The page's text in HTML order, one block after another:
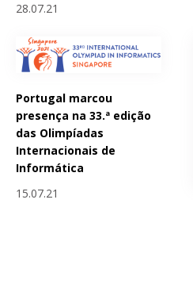
28.07.21
Portugal marcou
presença na 33.ª edição
das Olimpíadas
Internacionais de
Informática
15.07.21